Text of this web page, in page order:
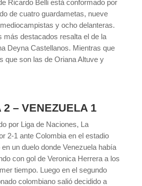
Ricardo Belli está conformado por
de cuatro guardametas, nueve
y ocho delanteras.
más destacados resalta el de la
Deyna Castellanos. Mientras que
que son las de Oriana Altuve y
2 – VENEZUELA 1
por Liga de Naciones, La
2-1 ante Colombia en el estadio
un duelo donde Venezuela había
con gol de Veronica Herrera a los
tiempo. Luego en el segundo
colombiano salió decidido a